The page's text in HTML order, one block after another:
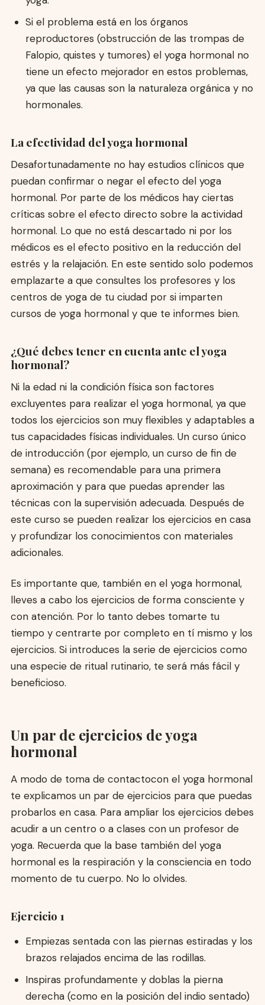
Si el problema está en los órganos
reproductores (obstrucción de las trompas de
Falopio, quistes y tumores) el yoga hormonal no
tiene un efecto mejorador en estos problemas,
ya que las causas son la naturaleza orgánica y no
hormonales.
La efectividad del yoga hormonal
Desafortunadamente no hay estudios clínicos que
puedan confirmar o negar el efecto del yoga
hormonal. Por parte de los médicos hay ciertas
críticas sobre el efecto directo sobre la actividad
hormonal. Lo que no está descartado ni por los
médicos es el efecto positivo en la reducción del
estrés y la relajación. En este sentido solo podemos
emplazarte a que consultes los profesores y los
centros de yoga de tu ciudad por si imparten
cursos de yoga hormonal y que te informes bien.
¿Qué debes tener en cuenta ante el yoga
hormonal?
Ni la edad ni la condición física son factores
excluyentes para realizar el yoga hormonal, ya que
todos los ejercicios son muy flexibles y adaptables a
tus capacidades físicas individuales. Un curso único
de introducción (por ejemplo, un curso de fin de
semana) es recomendable para una primera
aproximación y para que puedas aprender las
técnicas con la supervisión adecuada. Después de
este curso se pueden realizar los ejercicios en casa
y profundizar los conocimientos con materiales
adicionales.
Es importante que, también en el yoga hormonal,
lleves a cabo los ejercicios de forma consciente y
con atención. Por lo tanto debes tomarte tu
tiempo y centrarte por completo en tí mismo y los
ejercicios. Si introduces la serie de ejercicios como
una especie de ritual rutinario, te será más fácil y
beneficioso.
Un par de ejercicios de yoga
hormonal
A modo de toma de contactocon el yoga hormonal
te explicamos un par de ejercicios para que puedas
probarlos en casa. Para ampliar los ejercicios debes
acudir a un centro o a clases con un profesor de
yoga. Recuerda que la base también del yoga
hormonal es la respiración y la consciencia en todo
momento de tu cuerpo. No lo olvides.
Ejercicio 1
Empiezas sentada con las piernas estiradas y los
brazos relajados encima de las rodillas.
Inspiras profundamente y doblas la pierna
derecha (como en la posición del indio sentado)